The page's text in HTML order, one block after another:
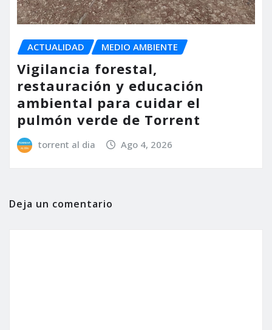
ACTUALIDAD MEDIO AMBIENTE
Vigilancia forestal,
restauración y educación
ambiental para cuidar el
pulmón verde de Torrent
torrent al dia Ago 4, 2026
Deja un comentario